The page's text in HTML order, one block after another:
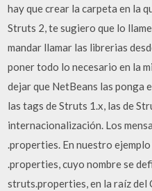
hay que crear la carpeta en la
Struts 2, te sugiero que lo
mandar llamar las librerias
poner todo lo necesario en la
dejar que NetBeans las ponga
las tags de Struts 1.x, las de
internacionalización. Los
.properties. En nuestro
.properties, cuyo nombre se
struts.properties, en la raíz del